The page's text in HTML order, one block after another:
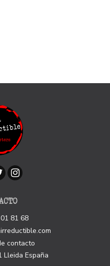
81 68
contacto
Lleida España